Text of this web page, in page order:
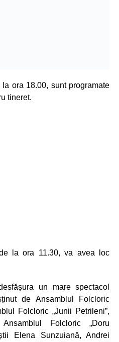
ora 18.00, sunt programate
tineret.
la ora 11.30, va avea loc
un mare spectacol
de Ansamblul Folcloric
Folcloric „Junii Petrileni”,
Folcloric „Doru
Elena Sunzuiană, Andrei